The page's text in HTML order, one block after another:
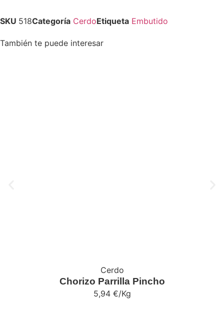
SKU 518Categoría CerdoEtiqueta Embutido
También te puede interesar
Cerdo
Chorizo Parrilla Pincho
5,94 €/Kg